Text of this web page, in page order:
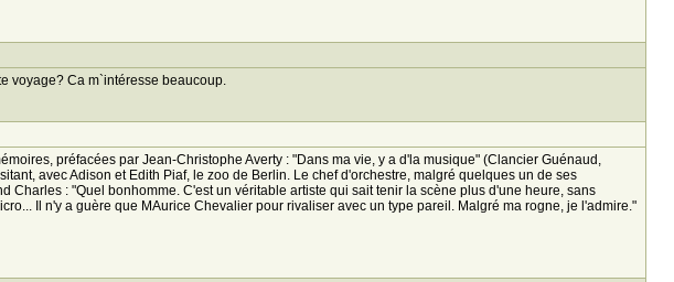
voyage? Ca m`intéresse beaucoup.
préfacées par Jean-Christophe Averty : "Dans ma vie, y a d'la musique" (Clancier Guénaud,
avec Adison et Edith Piaf, le zoo de Berlin. Le chef d'orchestre, malgré quelques un de ses
Charles : "Quel bonhomme. C'est un véritable artiste qui sait tenir la scène plus d'une heure, sans
Il n'y a guère que MAurice Chevalier pour rivaliser avec un type pareil. Malgré ma rogne, je l'admire."